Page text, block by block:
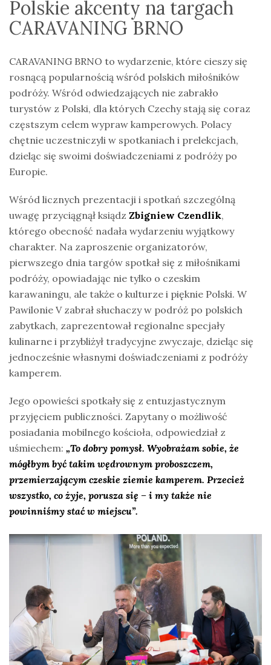
Polskie akcenty na targach
CARAVANING BRNO
CARAVANING BRNO to wydarzenie, które cieszy się
rosnącą popularnością wśród polskich miłośników
podróży. Wśród odwiedzających nie zabrakło
turystów z Polski, dla których Czechy stają się coraz
częstszym celem wypraw kamperowych. Polacy
chętnie uczestniczyli w spotkaniach i prelekcjach,
dzieląc się swoimi doświadczeniami z podróży po
Europie.
Wśród licznych prezentacji i spotkań szczególną
uwagę przyciągnął ksiądz Zbigniew Czendlik,
którego obecność nadała wydarzeniu wyjątkowy
charakter. Na zaproszenie organizatorów,
pierwszego dnia targów spotkał się z miłośnikami
podróży, opowiadając nie tylko o czeskim
karawaningu, ale także o kulturze i pięknie Polski. W
Pawilonie V zabrał słuchaczy w podróż po polskich
zabytkach, zaprezentował regionalne specjały
kulinarne i przybliżył tradycyjne zwyczaje, dzieląc się
jednocześnie własnymi doświadczeniami z podróży
kamperem.
Jego opowieści spotkały się z entuzjastycznym
przyjęciem publiczności. Zapytany o możliwość
posiadania mobilnego kościoła, odpowiedział z
uśmiechem: „To dobry pomysł. Wyobrażam sobie, że
mógłbym być takim wędrownym proboszczem,
przemierzającym czeskie ziemie kamperem. Przecież
wszystko, co żyje, porusza się – i my także nie
powinniśmy stać w miejscu”.